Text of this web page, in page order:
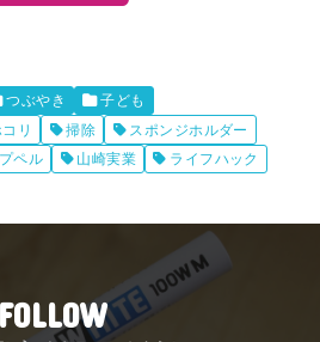
つぶやき
子ども
リ 掃除
スポンジホルダー
ペル 山崎実業
ライフハック
FOLLOW